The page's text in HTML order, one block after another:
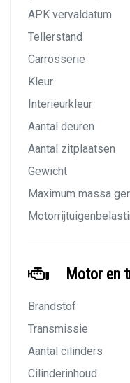
APK vervaldatum
Tellerstand
Carrosserie
Kleur
Interieurkleur
Aantal deuren
Aantal zitplaatsen
Gewicht
Maximum massa
Motor en
Brandstof
Transmissie
Aantal cilinders
Cilinderinhoud